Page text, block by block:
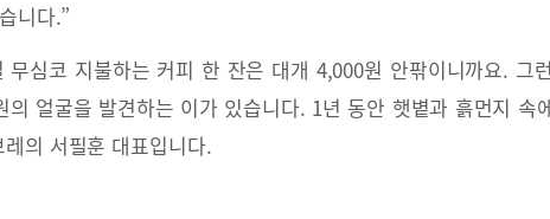
니다.”
심코 지불하는 커피 한 잔은 대개 4,000원 안팎이니까요. 그
얼굴을 발견하는 이가 있습니다. 1년 동안 햇볕과 흙먼지 속
의 서필훈 대표입니다.